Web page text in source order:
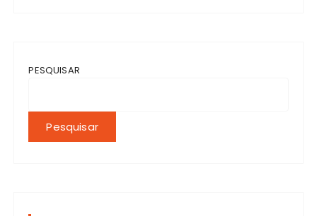
PESQUISAR
Pesquisar